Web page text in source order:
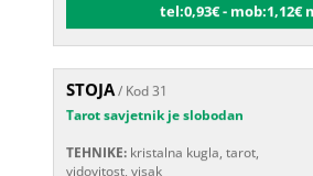
STOJA/ Kod 31
Tarot savjetnik je slobodan
TEHNIKE:kristalna kugla, tarot,
vidovitost, visak